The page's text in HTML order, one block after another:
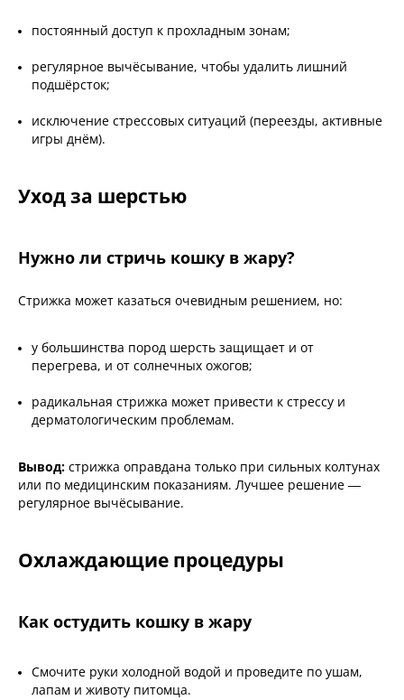
постоянный доступ к прохладным зонам;
регулярное вычёсывание, чтобы удалить лишний
подшёрсток;
исключение стрессовых ситуаций (переезды, активные
игры днём).
Уход за шерстью
Нужно ли стричь кошку в жару?
Стрижка может казаться очевидным решением, но:
у большинства пород шерсть защищает и от
перегрева, и от солнечных ожогов;
радикальная стрижка может привести к стрессу и
дерматологическим проблемам.
Вывод: стрижка оправдана только при сильных колтунах
или по медицинским показаниям. Лучшее решение —
регулярное вычёсывание.
Охлаждающие процедуры
Как остудить кошку в жару
Смочите руки холодной водой и проведите по ушам,
лапам и животу питомца.